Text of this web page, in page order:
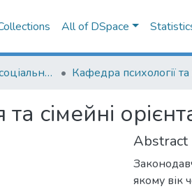
All of DSpace
006. Факультет соціальних наук і соціальних технологій
сімейні
Abstract
якому вік